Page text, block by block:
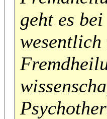
geht es